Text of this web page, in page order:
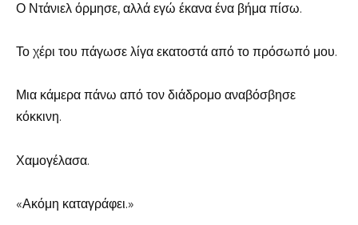
Ο Ντάνιελ όρμησε, αλλά εγώ έκανα ένα βήμα πίσω.
Το χέρι του πάγωσε λίγα εκατοστά από το πρόσωπό μου.
Μια κάμερα πάνω από τον διάδρομο αναβόσβησε
κόκκινη.
Χαμογέλασα.
«Ακόμη καταγράφει.»